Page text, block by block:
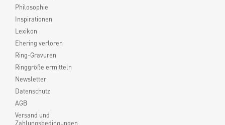
Philosophie
Inspirationen
Lexikon
Ehering verloren
Ring-Gravuren
Ringgröße ermitteln
Newsletter
Datenschutz
AGB
Versand und
Zahlungsbedingungen